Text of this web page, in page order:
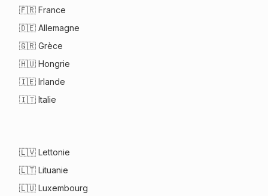
🇫🇷 France
🇩🇪 Allemagne
🇬🇷 Grèce
🇭🇺 Hongrie
🇮🇪 Irlande
🇮🇹 Italie
🇱🇻 Lettonie
🇱🇹 Lituanie
🇱🇺 Luxembourg